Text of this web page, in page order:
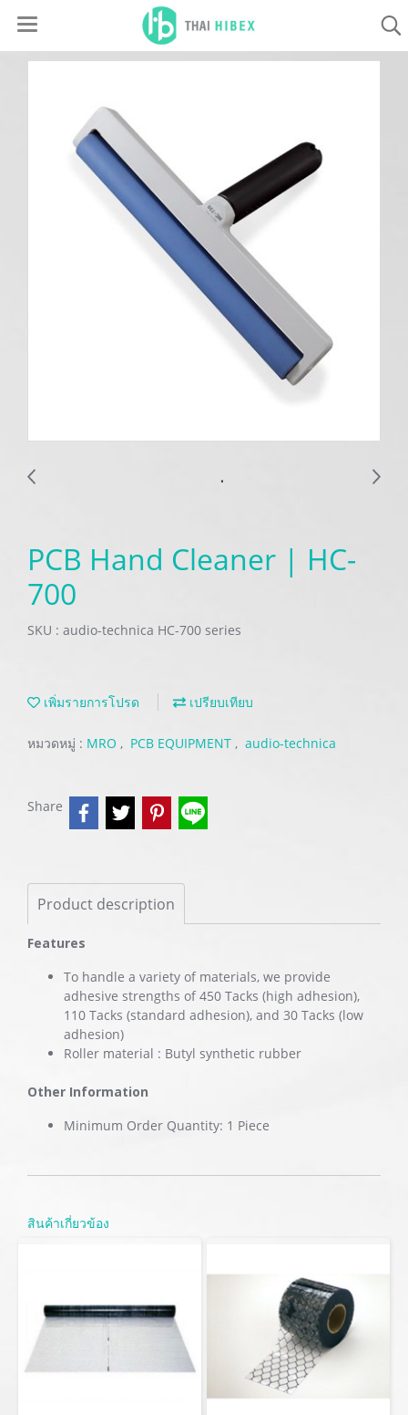
PCB Hand Cleaner | HC-
700
SKU : audio-technica HC-700 series
เพิ่มรายการโปรด เปรียบเทียบ
หมวดหมู่ : MRO , PCB EQUIPMENT , audio-technica
Share
Product description
Features
To handle a variety of materials, we provide
adhesive strengths of 450 Tacks (high adhesion),
110 Tacks (standard adhesion), and 30 Tacks (low
adhesion)
Roller material : Butyl synthetic rubber
Other Information
Minimum Order Quantity: 1 Piece
สินค้าเกี่ยวข้อง